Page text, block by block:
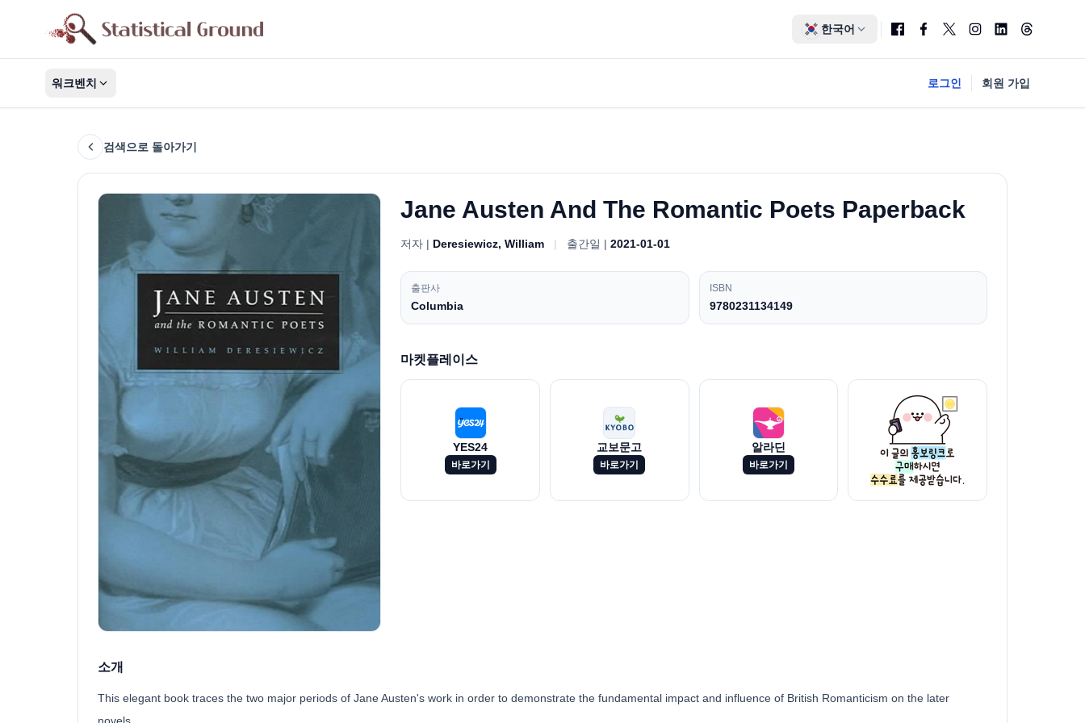
한국어
워크벤치 로그인 회원 가입
검색으로 돌아가기
Jane Austen And The Romantic Poets Paperback
저자 | Deresiewicz, William | 출간일 |2021-01-01
출판사
Columbia
ISBN
9780231134149
마켓플레이스
YES24
바로가기
교보문고
바로가기
알라딘
바로가기
소개
This elegant book traces the two major periods of Jane Austen's work in order to demonstrate the fundamental impact and influence of British Romanticism on the later